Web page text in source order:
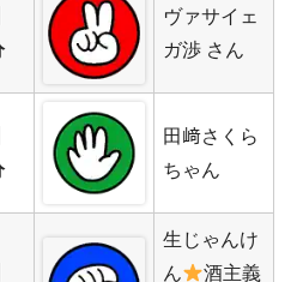
ヴァサイェ
ガ渉 さん
田﨑さくら
ちゃん
生じゃんけ
ん
酒主義